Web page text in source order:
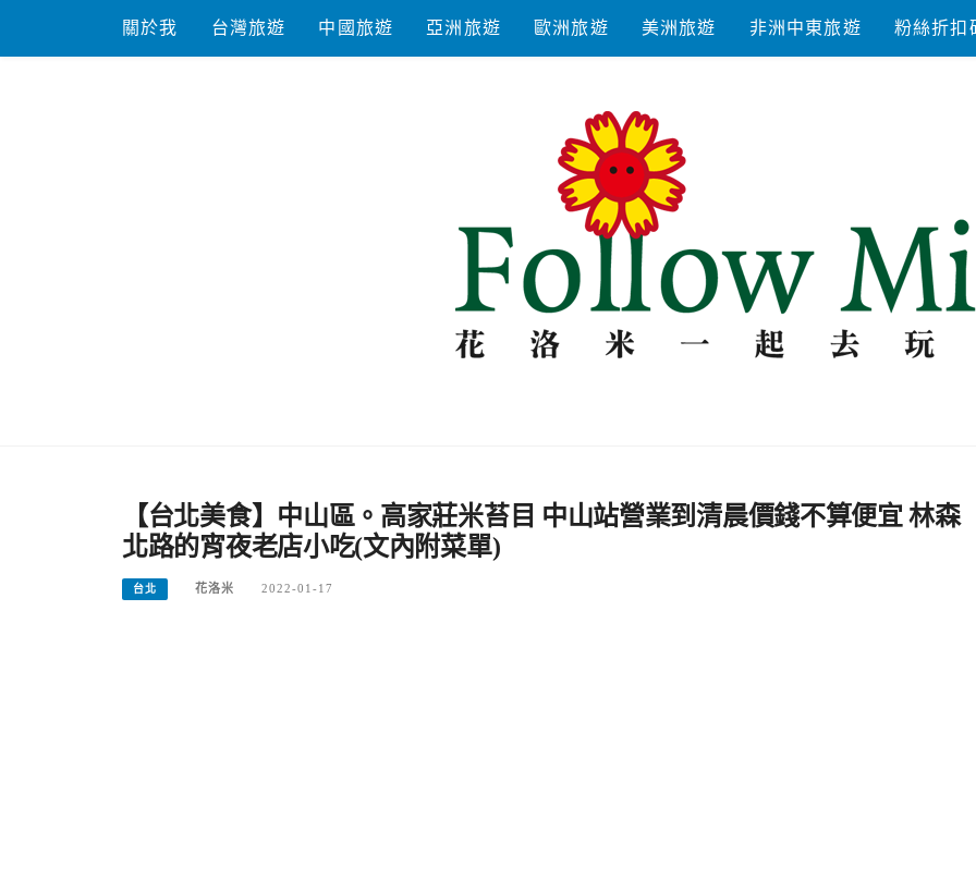
content
關於我 台灣旅遊 中國旅遊 亞洲旅遊 歐洲旅遊 美洲旅遊 非洲中東旅遊 粉絲折扣
【台北美食】中山區。高家莊米苔目 中山站營業到清晨價錢不算便宜 林森
北路的宵夜老店小吃(文內附菜單)
台北 花洛米 2022-01-17